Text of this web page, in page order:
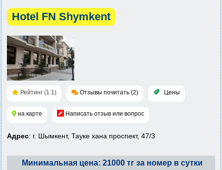
Hotel FN Shymkent
Рейтинг (1.1) Отзывы почитать (2) Цены
на карте Написать отзыв или вопрос
Адрес: г. Шымкент, Тауке хана проспект, 47/3
Минимальная цена: 21000 тг за номер в сутки